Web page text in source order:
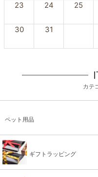
23 24 25
30 31
カテ
ペット用品
ギフトラッピング